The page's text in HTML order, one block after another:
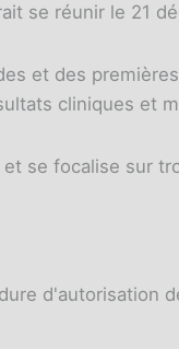
se réunir le 21
et des
cliniques et
se focalise sur
d'autorisation